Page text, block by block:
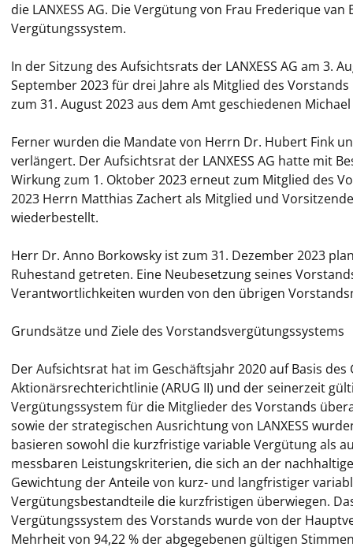
die LANXESS AG. Die Vergütung von Frau Frederique
Vergütungssystem.
In der Sitzung des Aufsichtsrats der LANXESS AG am 3.
September 2023 für drei Jahre als Mitglied des
zum 31. August 2023 aus dem Amt geschiedenen
Ferner wurden die Mandate von Herrn Dr. Hubert Fink
verlängert. Der Aufsichtsrat der LANXESS AG hatte mit
Wirkung zum 1. Oktober 2023 erneut zum Mitglied des
2023 Herrn Matthias Zachert als Mitglied und
wiederbestellt.
Herr Dr. Anno Borkowsky ist zum 31. Dezember 2023
Ruhestand getreten. Eine Neubesetzung seines
Verantwortlichkeiten wurden von den übrigen
Grundsätze und Ziele des Vorstandsvergütungssystems
Der Aufsichtsrat hat im Geschäftsjahr 2020 auf Basis
Aktionärsrechterichtlinie (ARUG II) und der seinerzeit
Vergütungssystem für die Mitglieder des Vorstands
sowie der strategischen Ausrichtung von LANXESS
basieren sowohl die kurzfristige variable Vergütung als
messbaren Leistungskriterien, die sich an der
Gewichtung der Anteile von kurz- und langfristiger
Vergütungsbestandteile die kurzfristigen überwiegen.
Vergütungssystem des Vorstands wurde von der
Mehrheit von 94,22 % der abgegebenen gültigen